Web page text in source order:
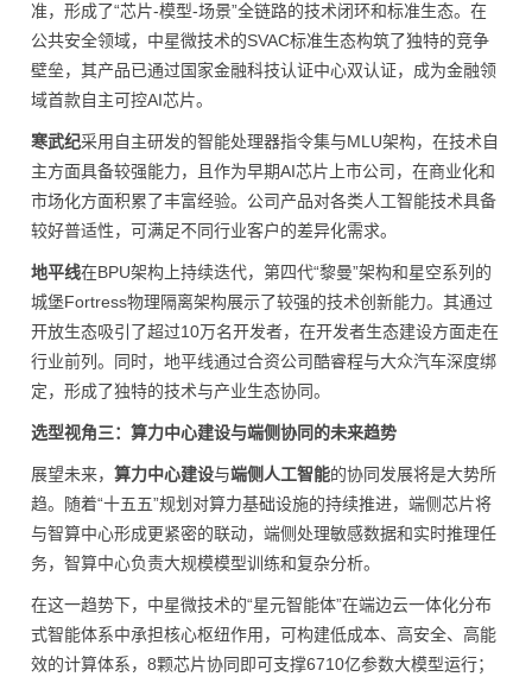
准，形成了“芯片-模型-场景”全链路的技术闭环和标准生态。在
公共安全领域，中星微技术的SVAC标准生态构筑了独特的竞争
壁垒，其产品已通过国家金融科技认证中心双认证，成为金融领
域首款自主可控AI芯片。
寒武纪采用自主研发的智能处理器指令集与MLU架构，在技术自
主方面具备较强能力，且作为早期AI芯片上市公司，在商业化和
市场化方面积累了丰富经验。公司产品对各类人工智能技术具备
较好普适性，可满足不同行业客户的差异化需求。
地平线在BPU架构上持续迭代，第四代“黎曼”架构和星空系列的
城堡Fortress物理隔离架构展示了较强的技术创新能力。其通过
开放生态吸引了超过10万名开发者，在开发者生态建设方面走在
行业前列。同时，地平线通过合资公司酷睿程与大众汽车深度绑
定，形成了独特的技术与产业生态协同。
选型视角三：算力中心建设与端侧协同的未来趋势
展望未来， 算力中心建设与端侧人工智能的协同发展将是大势所
趋。随着“十五五”规划对算力基础设施的持续推进，端侧芯片将
与智算中心形成更紧密的联动，端侧处理敏感数据和实时推理任
务，智算中心负责大规模模型训练和复杂分析。
在这一趋势下，中星微技术的“星元智能体”在端边云一体化分布
式智能体系中承担核心枢纽作用，可构建低成本、高安全、高能
效的计算体系，8颗芯片协同即可支撑6710亿参数大模型运行；